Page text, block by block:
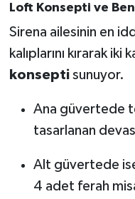
Loft Konsepti ve
Sirena ailesinin en
kalıplarını kırarak
konseptisunuyor.
Ana güvertede
tasarlanan
Alt güvertede
4 adet ferah